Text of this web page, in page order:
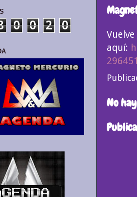
aquí:
No
0 0 2 0